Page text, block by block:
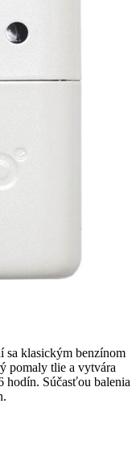
sa klasickým benzínom
pomaly tlie a vytvára
hodín. Súčasťou balenia